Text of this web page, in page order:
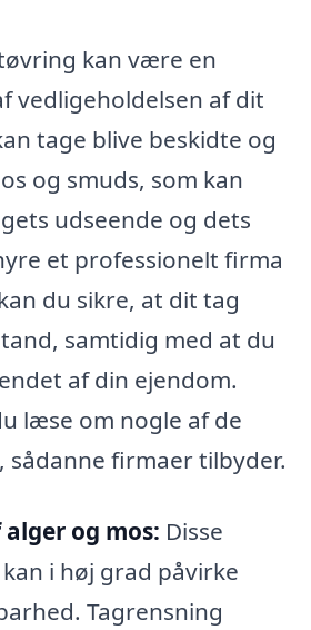
kan være en
vedligeholdelsen af dit
tage blive beskidte og
og smuds, som kan
udseende og dets
et professionelt firma
du sikre, at dit tag
samtidig med at du
af din ejendom.
læse om nogle af de
sådanne firmaer tilbyder.
og mos: Disse
i høj grad påvirke
Tagrensning